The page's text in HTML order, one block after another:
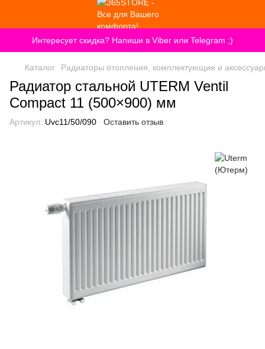
Интересует скидка? Напиши в Viber или Telegram ;)
Каталог Радиаторы отопления, комплектующие и
Радиатор стальной UTERM Ventil
Compact 11 (500×900) мм
Артикул: Uvc11/50/090 Оставить отзыв